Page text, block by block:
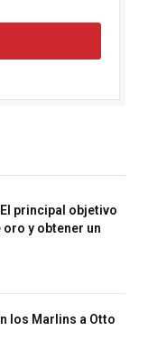
principal objetivo
y obtener un
los Marlins a Otto